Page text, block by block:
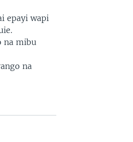
epayi wapi
na mibu
na